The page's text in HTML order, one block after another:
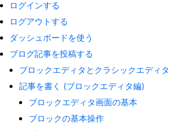
ログインする
ログアウトする
ダッシュボードを使う
ブログ記事を投稿する
ブロックエディタとクラシックエディタ
記事を書く (ブロックエディタ編)
ブロックエディタ画面の基本
ブロックの基本操作